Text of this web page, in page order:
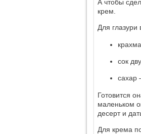
А чтобы
крем.
Для глазури
сок
сахар
Готовится
маленьком
десерт и
Для крема